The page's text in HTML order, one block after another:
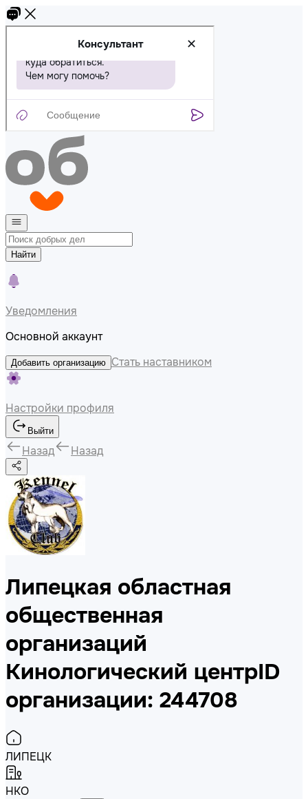
Найти
Уведомления
Основной аккаунт
Добавить организацию Стать наставником
Настройки профиля
Выйти
Назад Назад
Липецкая областная
общественная
организаций
Кинологический центрID
организации: 244708
ЛИПЕЦК
НКО